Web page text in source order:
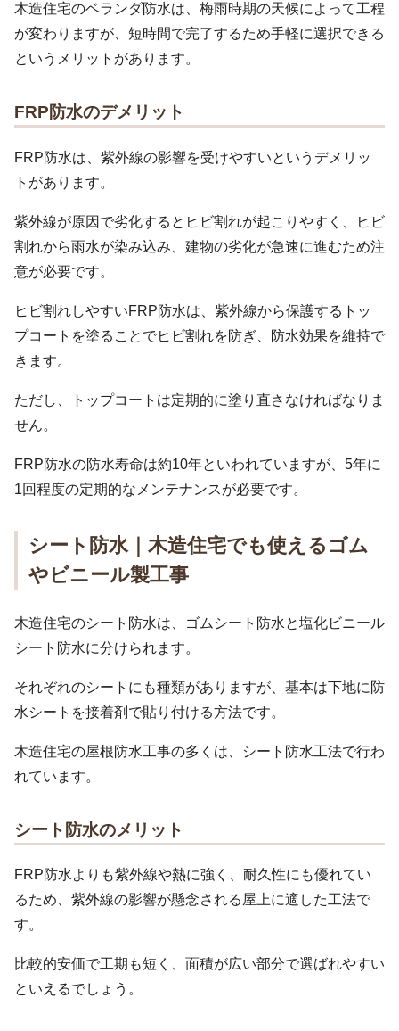
木造住宅のベランダ防水は、梅雨時期の天候によって工程
が変わりますが、短時間で完了するため手軽に選択できる
というメリットがあります。
FRP防水のデメリット
FRP防水は、紫外線の影響を受けやすいというデメリッ
トがあります。
紫外線が原因で劣化するとヒビ割れが起こりやすく、ヒビ
割れから雨水が染み込み、建物の劣化が急速に進むため注
意が必要です。
ヒビ割れしやすいFRP防水は、紫外線から保護するトッ
プコートを塗ることでヒビ割れを防ぎ、防水効果を維持で
きます。
ただし、トップコートは定期的に塗り直さなければなりま
せん。
FRP防水の防水寿命は約10年といわれていますが、5年に
1回程度の定期的なメンテナンスが必要です。
シート防水｜木造住宅でも使えるゴム
やビニール製工事
木造住宅のシート防水は、ゴムシート防水と塩化ビニール
シート防水に分けられます。
それぞれのシートにも種類がありますが、基本は下地に防
水シートを接着剤で貼り付ける方法です。
木造住宅の屋根防水工事の多くは、シート防水工法で行わ
れています。
シート防水のメリット
FRP防水よりも紫外線や熱に強く、耐久性にも優れてい
るため、紫外線の影響が懸念される屋上に適した工法で
す。
比較的安価で工期も短く、面積が広い部分で選ばれやすい
といえるでしょう。